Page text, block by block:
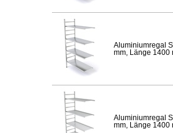
Aluminiumregal
mm, Länge 1400
Aluminiumregal
mm, Länge 1400